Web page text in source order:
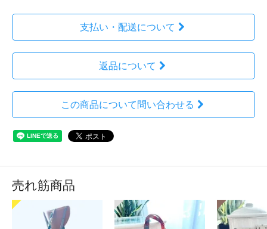
支払い・配送について
返品について
この商品について問い合わせる
売れ筋商品